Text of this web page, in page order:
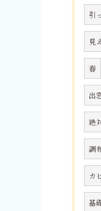
引
見
春
出
絶
調
カ
基